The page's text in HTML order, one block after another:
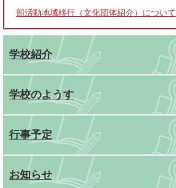
部活動地域移行（文化団体紹介）について
学校紹介
学校のようす
行事予定
お知らせ